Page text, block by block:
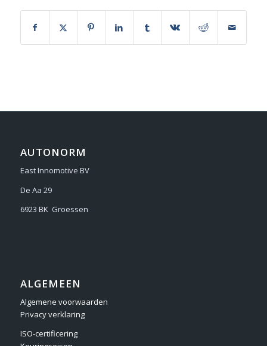
AUTONORM
East Innomotive BV
De Aa 29
6923 BK Groessen
ALGEMEEN
Algemene voorwaarden
Privacy verklaring
ISO-certificering